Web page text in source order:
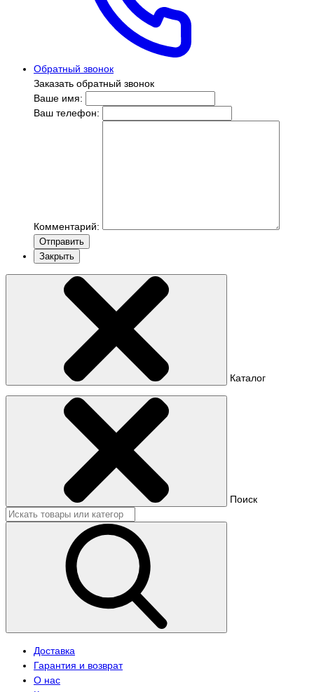
Обратный звонок
Заказать обратный звонок
Ваше имя:
Ваш телефон:
Комментарий:
Отправить
Закрыть
Каталог
Поиск
Доставка
Гарантия и возврат
О нас